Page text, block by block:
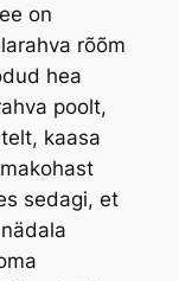
on
rõõm
hea
poolt,
kaasa
sedagi, et